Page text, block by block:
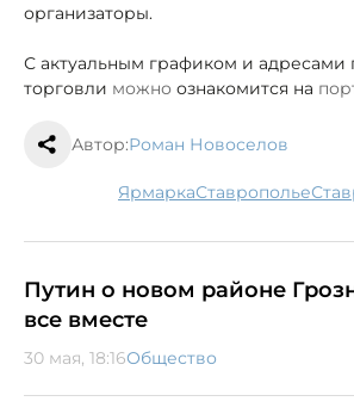
организаторы.
С актуальным графиком и адресами
торговли можно ознакомится на
Автор:Роман Новоселов
ярмарка Ставрополье
Путин о новом районе
все вместе
30 мая, 18:16Общество